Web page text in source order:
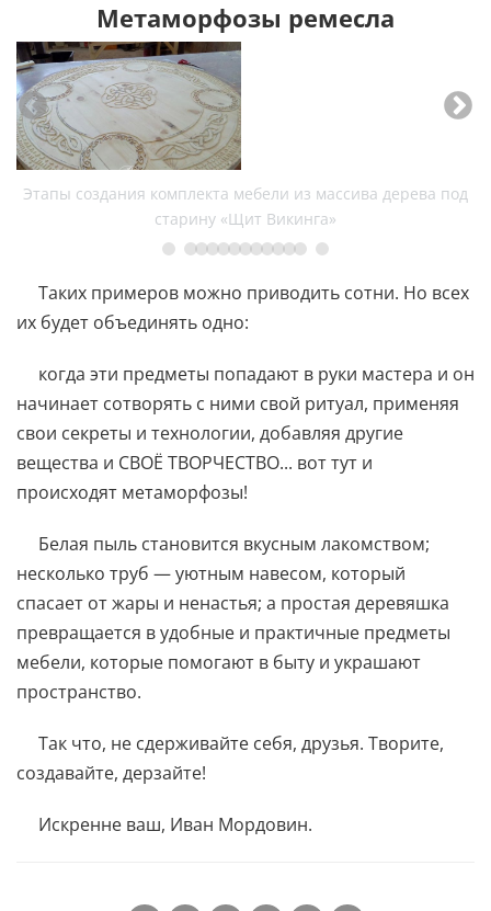
Метаморфозы ремесла
Этапы создания комплекта мебели из массива дерева под
старину «Щит Викинга»
Таких примеров можно приводить сотни. Но всех
их будет объединять одно:
когда эти предметы попадают в руки мастера и он
начинает сотворять с ними свой ритуал, применяя
свои секреты и технологии, добавляя другие
вещества и СВОЁ ТВОРЧЕСТВО... вот тут и
происходят метаморфозы!
Белая пыль становится вкусным лакомством;
несколько труб — уютным навесом, который
спасает от жары и ненастья; а простая деревяшка
превращается в удобные и практичные предметы
мебели, которые помогают в быту и украшают
пространство.
Так что, не сдерживайте себя, друзья. Творите,
создавайте, дерзайте!
Искренне ваш, Иван Мордовин.